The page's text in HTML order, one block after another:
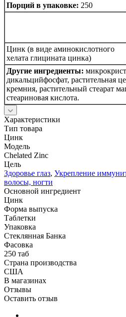
Порций в упаковке: 250
Цинк (в виде аминокислотного
хелата глицината цинка)
Другие ингредиенты:
дикальцийфосфат, растительная
кремния, растительный стеарат
стеариновая кислота.
Характеристики
Тип товара
Цинк
Модель
Chelated Zinc
Цель
Здоровье глаз, Укрепление
волосы, ногти
Основной ингредиент
Цинк
Форма выпуска
Таблетки
Упаковка
Стеклянная Банка
Фасовка
250 таб
Страна производства
США
В магазинах
Отзывы
Оставить отзыв